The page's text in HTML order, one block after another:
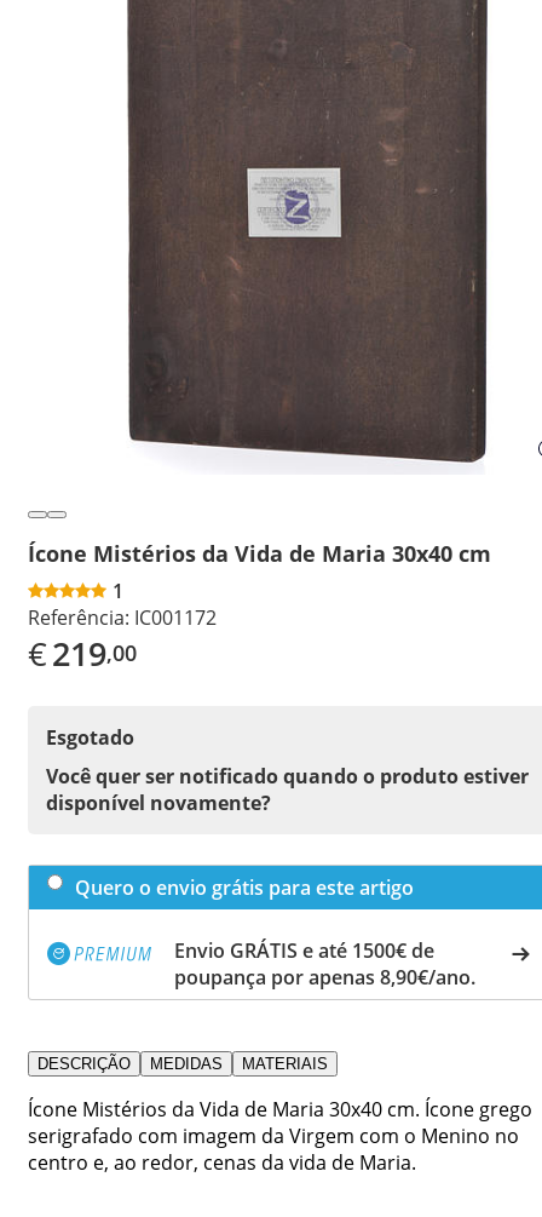
Ícone Mistérios da Vida de Maria 30x40 cm
1
Referência: IC001172
€219,00
Esgotado
Você quer ser notificado quando o produto estiver
disponível novamente?
Quero o envio grátis para este artigo
Envio GRÁTIS e até 1500€ de
poupança por apenas 8,90€/ano.
DESCRIÇÃO MEDIDAS MATERIAIS
Ícone Mistérios da Vida de Maria 30x40 cm. Ícone grego
serigrafado com imagem da Virgem com o Menino no
centro e, ao redor, cenas da vida de Maria.